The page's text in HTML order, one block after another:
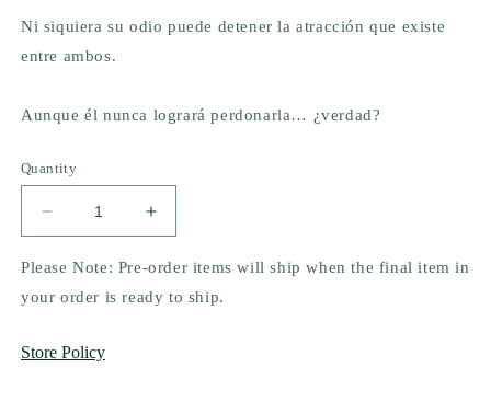
Ni siquiera su odio puede detener la atracción que existe
entre ambos.
Aunque él nunca logrará perdonarla… ¿verdad?
Quantity
Decrease
quantity
for
Insaciable
Rivers
Increase
quantity
for
Insaciable
by
Please Note: Pre-order items will ship when the final item in
your order is ready to ship.
Store Policy